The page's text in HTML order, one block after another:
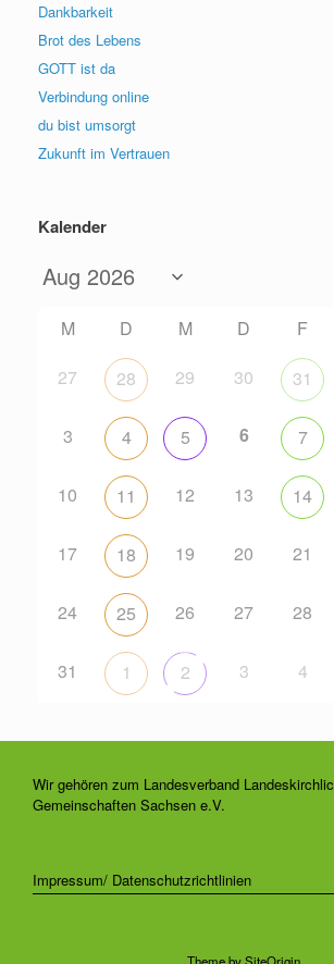
Dankbarkeit
Brot des Lebens
GOTT ist da
Verbindung online
du bist umsorgt
Zukunft im Vertrauen
Kalender
M D M D F
27
28 29 30 31
3 4 5 6 7
10 11 12 13 14
17 18 19 20 21
24 25 26 27 28
31 1 2 3 4
Wir gehören zum Landesverband
Gemeinschaften Sachsen e.V.
Impressum/ Datenschutzrichtlinien